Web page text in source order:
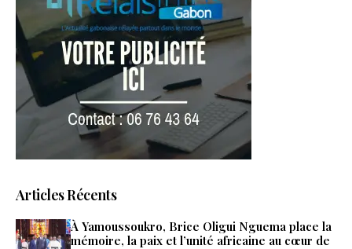
Articles Récents
À Yamoussoukro, Brice Oligui Nguema place la
mémoire, la paix et l’unité africaine au cœur de